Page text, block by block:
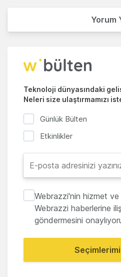
Yorum
Teknoloji dünyasındaki
Neleri size ulaştırmamızı
Günlük Bülten
Etkinlikler
Webrazzi'nin hizmet ve
Webrazzi haberlerine
göndermesini